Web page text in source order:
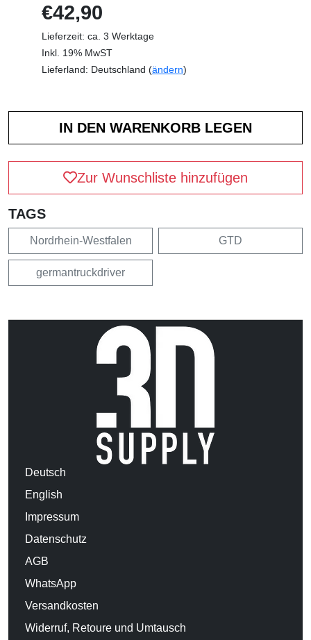
€42,90
Lieferzeit: ca. 3 Werktage
Inkl. 19% MwST
Lieferland: Deutschland (ändern)
Zur Wunschliste hinzufügen
TAGS
Nordrhein-Westfalen GTD
germantruckdriver
Deutsch
English
Impressum
Datenschutz
AGB
WhatsApp
Versandkosten
Widerruf, Retoure und Umtausch